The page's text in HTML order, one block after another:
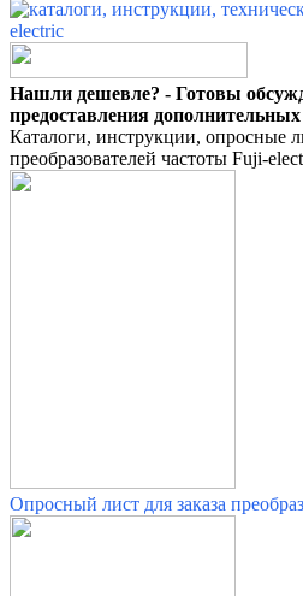
Нашли дешевле? - Готовы
предоставления
Каталоги, инструкции, опросные
преобразователей частоты Fuji-
Опросный лист для заказа